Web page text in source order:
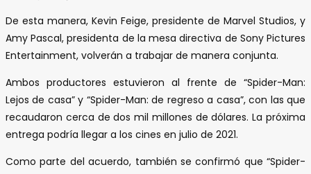
De esta manera, Kevin Feige, presidente de Marvel Studios, y
Amy Pascal, presidenta de la mesa directiva de Sony Pictures
Entertainment, volverán a trabajar de manera conjunta.
Ambos productores estuvieron al frente de “Spider-Man:
Lejos de casa” y “Spider-Man: de regreso a casa”, con las que
recaudaron cerca de dos mil millones de dólares. La próxima
entrega podría llegar a los cines en julio de 2021.
Como parte del acuerdo, también se confirmó que “Spider-